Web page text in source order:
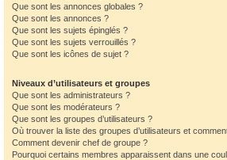
Que sont les annonces globales ?
Que sont les annonces ?
Que sont les sujets épinglés ?
Que sont les sujets verrouillés ?
Que sont les icônes de sujet ?
Niveaux d’utilisateurs et groupes
Que sont les administrateurs ?
Que sont les modérateurs ?
Que sont les groupes d’utilisateurs ?
Où trouver la liste des groupes d’utilisateurs et
Comment devenir chef de groupe ?
Pourquoi certains membres apparaissent dans une